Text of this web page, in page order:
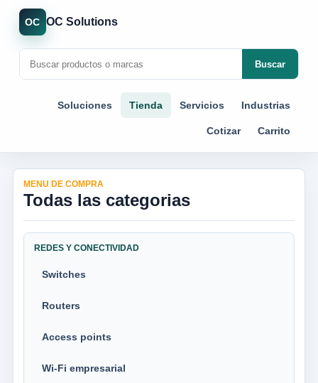
OC OC Solutions
Buscar
Soluciones Tienda Servicios Industrias
Cotizar Carrito
MENU DE COMPRA
Todas las categorias
REDES Y CONECTIVIDAD
Switches
Routers
Access points
Wi-Fi empresarial